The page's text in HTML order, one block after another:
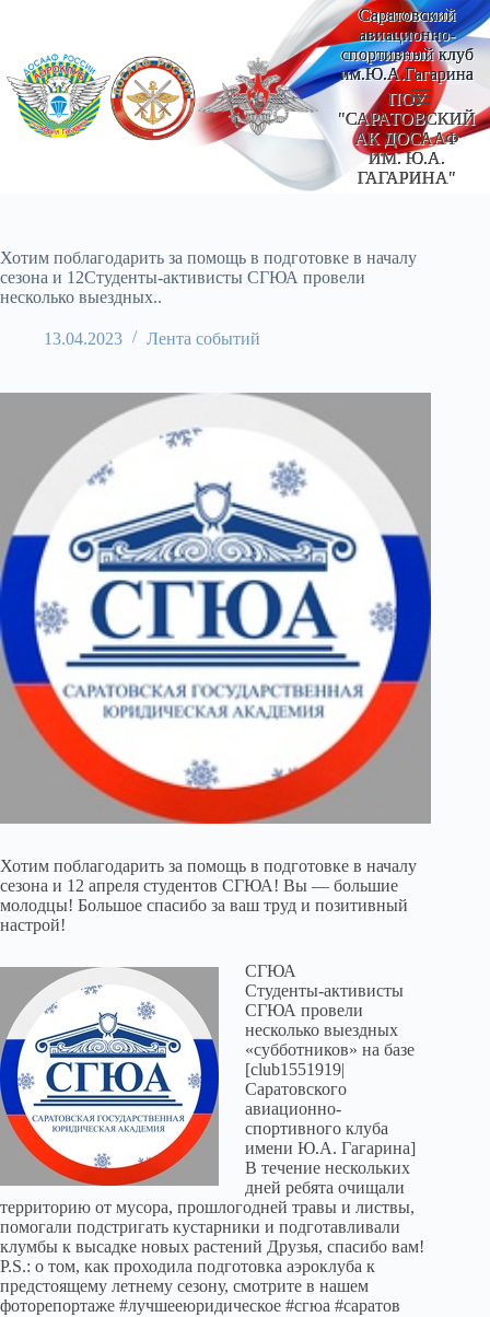
Саратовский
авиационно-
спортивный клуб
им.Ю.А.Гагарина
ПОУ
"САРАТОВСКИЙ
АК ДОСААФ
ИМ. Ю.А.
ГАГАРИНА"
Хотим поблагодарить за помощь в подготовке в началу
сезона и 12Студенты-активисты СГЮА провели
несколько выездных..
13.04.2023 Лента событий
Хотим поблагодарить за помощь в подготовке в началу
сезона и 12 апреля студентов СГЮА! Вы — большие
молодцы! Большое спасибо за ваш труд и позитивный
настрой!
СГЮА
Студенты-активисты
СГЮА провели
несколько выездных
«субботников» на базе
[club1551919|
Саратовского
авиационно-
спортивного клуба
имени Ю.А. Гагарина]
В течение нескольких
дней ребята очищали
территорию от мусора, прошлогодней травы и листвы,
помогали подстригать кустарники и подготавливали
клумбы к высадке новых растений Друзья, спасибо вам!
P.S.: о том, как проходила подготовка аэроклуба к
предстоящему летнему сезону, смотрите в нашем
фоторепортаже #лучшееюридическое #сгюа #саратов